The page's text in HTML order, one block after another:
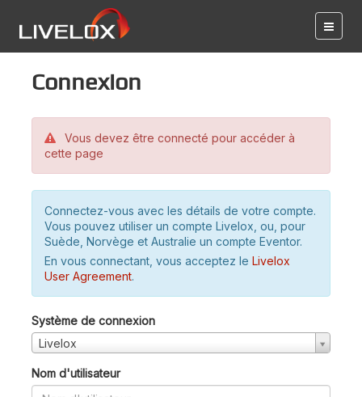
Connexion
Vous devez être connecté pour accéder à
cette page
Connectez-vous avec les détails de votre compte.
Vous pouvez utiliser un compte Livelox, ou, pour
Suède, Norvège et Australie un compte Eventor.
En vous connectant, vous acceptez le Livelox
User Agreement.
Système de connexion
Livelox
Nom d'utilisateur